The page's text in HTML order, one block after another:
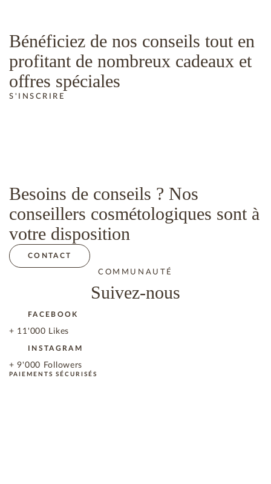
Bénéficiez de nos conseils tout en
profitant de nombreux cadeaux et
offres spéciales
S'INSCRIRE
Besoins de conseils ? Nos
conseillers cosmétologiques sont à
votre disposition
CONTACT
COMMUNAUTÉ
Suivez-nous
FACEBOOK
+ 11'000 Likes
INSTAGRAM
+ 9'000 Followers
PAIEMENTS SÉCURISÉS